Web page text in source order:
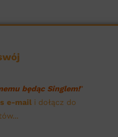
będąc Singlem!"
e-mail i dołącz do